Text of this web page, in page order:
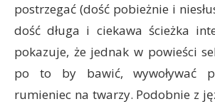
postrzegać (dość pobieżnie i
dość długa i ciekawa ścieżka
pokazuje, że jednak w powieści
po to by bawić, wywoływać
rumieniec na twarzy. Podobnie z